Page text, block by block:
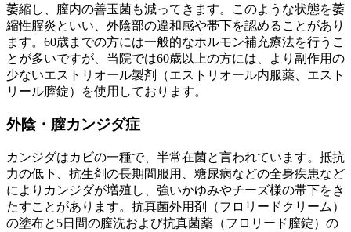
萎縮し、膣内の善玉菌も減ってきます。このような状態を萎
縮性腟炎といい、外陰部の違和感や帯下を認めることがあり
ます。60歳までの方には一般的なホルモン補充療法を行うこ
とが多いですが、当院では60歳以上の方には、より副作用の
少ないエストリオール製剤（エストリオール内服薬、エスト
リール膣錠）を使用しております。
外陰・膣カンジダ症
カンジダはカビの一種で、半常在菌と言われています。抵抗
力の低下、抗生剤の長期間服用、糖尿病などの全身疾患など
によりカンジダが増殖し、強いかゆみやチーズ様の帯下をき
たすことがあります。抗真菌外用剤（フロリードクリーム）
の塗布と5日間の膣洗および抗真菌薬（フロリード膣錠）の